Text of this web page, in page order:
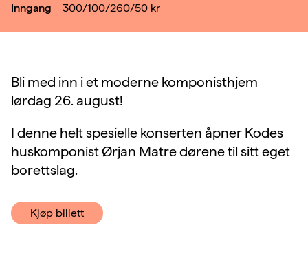
Inngang
300/100/260/50 kr
Bli med inn i et moderne komponisthjem
lørdag 26. august!
I denne helt spesielle konserten åpner Kodes
huskomponist Ørjan Matre dørene til sitt eget
borettslag.
Kjøp billett